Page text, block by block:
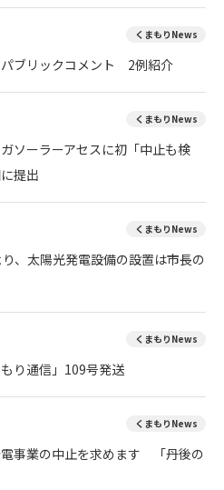
くまもりNews
パブリックコメント 2例紹介
くまもりNews
ソーラーアセスに初「中止も検
提出
くまもりNews
、太陽光発電設備の設置は市長の
くまもりNews
り通信」109号発送
くまもりNews
事業の中止を求めます 「丹後の